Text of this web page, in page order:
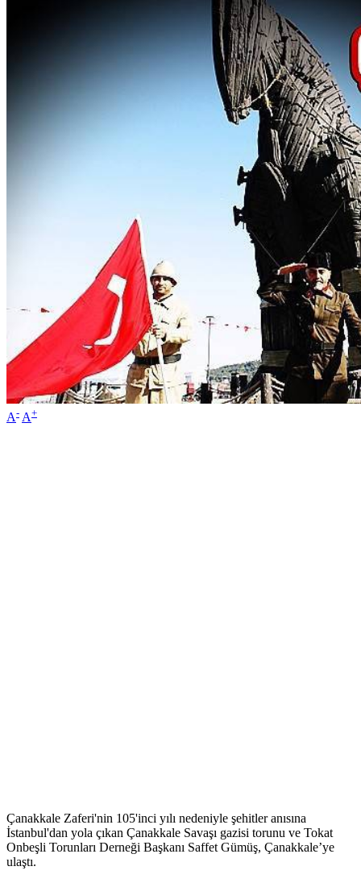
A- A+
Çanakkale Zaferi'nin 105'inci yılı nedeniyle şehitler anısına
İstanbul'dan yola çıkan Çanakkale Savaşı gazisi torunu ve Tokat
Onbeşli Torunları Derneği Başkanı Saffet Gümüş, Çanakkale’ye
ulaştı.